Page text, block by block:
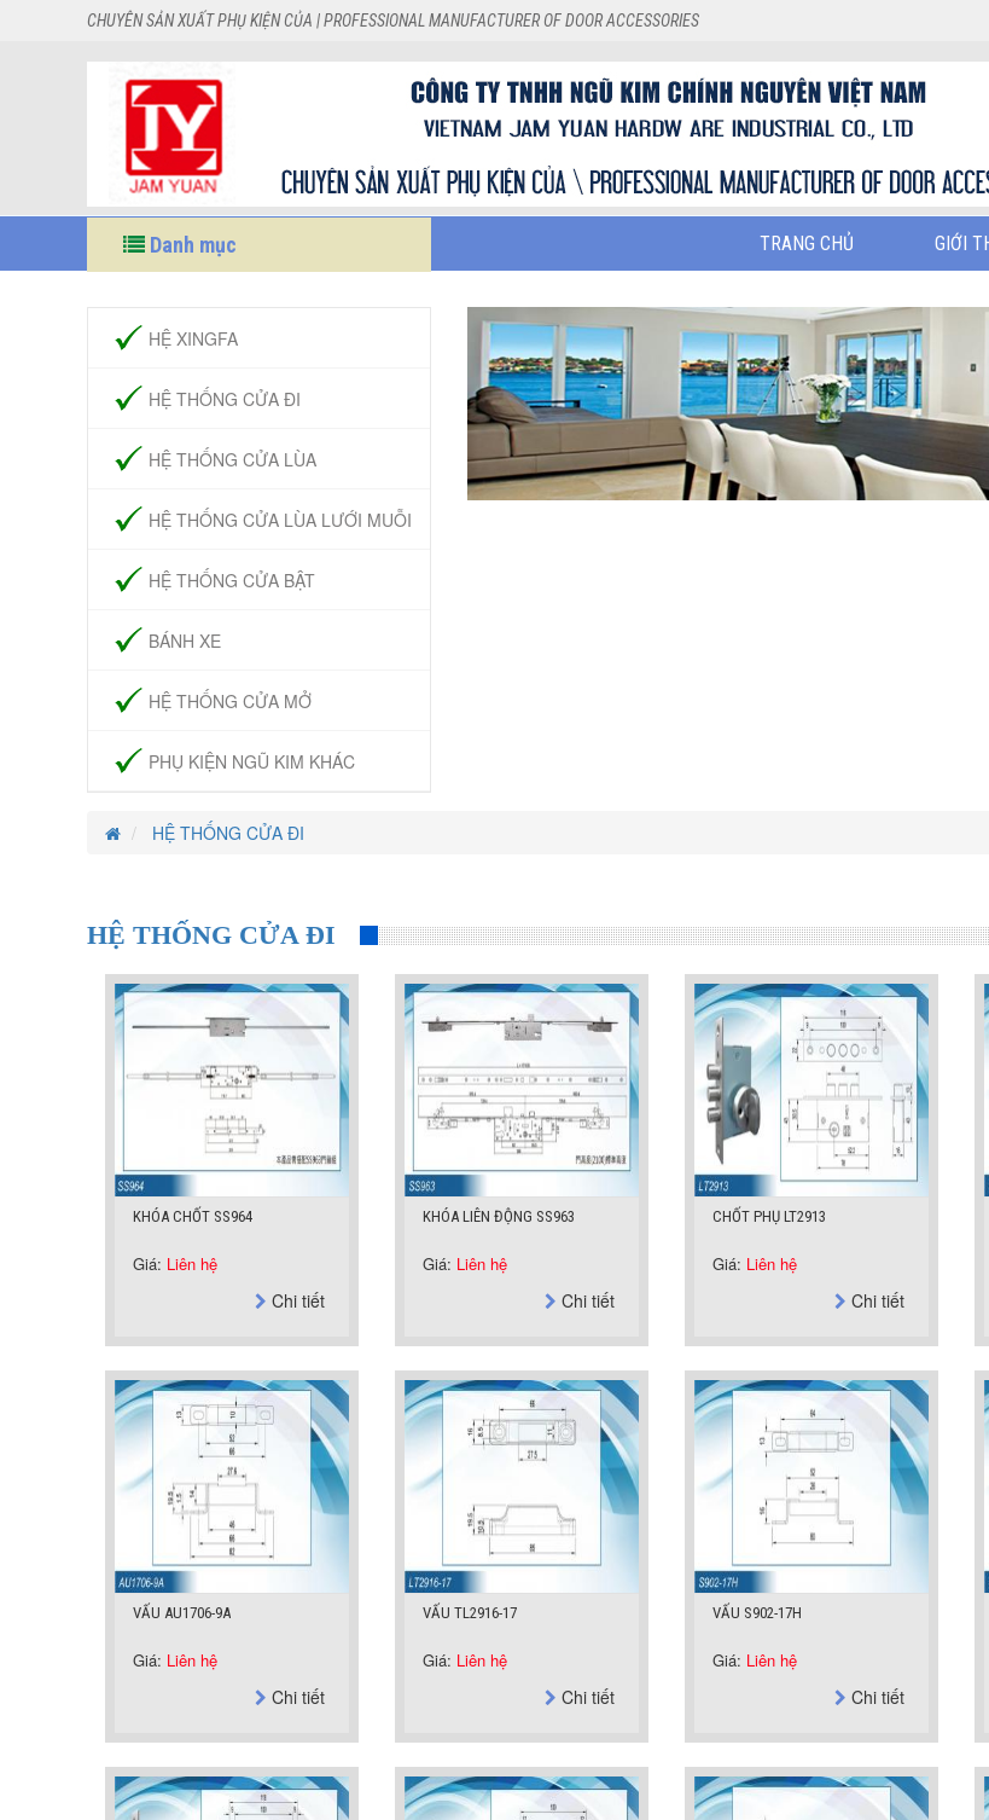
CHUYÊN SẢN XUẤT PHỤ KIỆN CỦA | PROFESSIONAL MANUFACTURER OF DOOR ACCESSORIES
Danh mục TRANG CHỦ GIỚI
HỆ XINGFA
HỆ THỐNG CỬA ĐI
HỆ THỐNG CỬA LÙA
HỆ THỐNG CỬA LÙA LƯỚI MUỖI
HỆ THỐNG CỬA BẬT
BÁNH XE
HỆ THỐNG CỬA MỞ
PHỤ KIỆN NGŨ KIM KHÁC
HỆ THỐNG CỬA ĐI
HỆ THỐNG CỬA ĐI
KHÓA CHỐT SS964
Giá: Liên hệ
Chi tiết
KHÓA LIÊN ĐỘNG SS963
Giá: Liên hệ
Chi tiết
CHỐT PHỤ LT2913
Giá: Liên hệ
Chi tiết
VẤU AU1706-9A
Giá: Liên hệ
Chi tiết
VẤU TL2916-17
Giá: Liên hệ
Chi tiết
VẤU S902-17H
Giá: Liên hệ
Chi tiết